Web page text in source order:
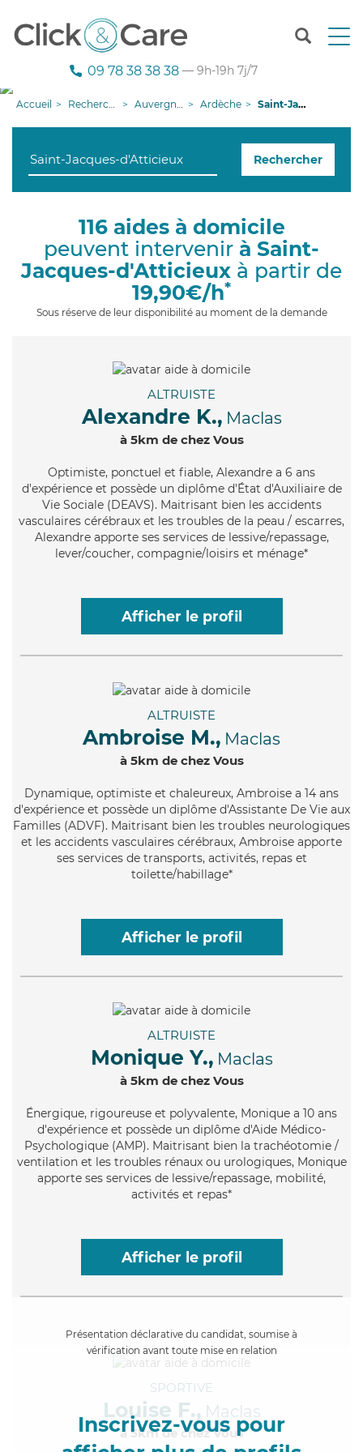
T
n
g
n
09 78 38 38 38 — 9h-19h 7j/7
Accueil Recherche aide à domicile Auvergne-Rhône-Alpes Ardèche Saint-Jacques-d'Atticieux
Rechercher
116 aides à domicile
peuvent intervenir à Saint-
Jacques-d'Atticieux à partir de
19,90€/h*
Sous réserve de leur disponibilité au moment de la demande
ALTRUISTE
Alexandre K., Maclas
à 5km de chez Vous
Optimiste, ponctuel et fiable, Alexandre a 6 ans
d'expérience et possède un diplôme d'État d'Auxiliaire de
Vie Sociale (DEAVS). Maitrisant bien les accidents
vasculaires cérébraux et les troubles de la peau / escarres,
Alexandre apporte ses services de lessive/repassage,
lever/coucher, compagnie/loisirs et ménage*
Afficher le profil
ALTRUISTE
Ambroise M., Maclas
à 5km de chez Vous
Dynamique, optimiste et chaleureux, Ambroise a 14 ans
d'expérience et possède un diplôme d'Assistante De Vie aux
Familles (ADVF). Maitrisant bien les troubles neurologiques
et les accidents vasculaires cérébraux, Ambroise apporte
ses services de transports, activités, repas et
toilette/habillage*
Afficher le profil
ALTRUISTE
Monique Y., Maclas
à 5km de chez Vous
Énergique, rigoureuse et polyvalente, Monique a 10 ans
d'expérience et possède un diplôme d'Aide Médico-
Psychologique (AMP). Maitrisant bien la trachéotomie /
ventilation et les troubles rénaux ou urologiques, Monique
apporte ses services de lessive/repassage, mobilité,
activités et repas*
Afficher le profil
Présentation déclarative du candidat, soumise à
vérification avant toute mise en relation
Inscrivez-vous pour
SPORTIVE
Louise F., Maclas
à 5km de chez Vous